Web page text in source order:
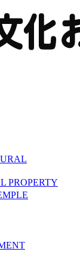
PROPERTY